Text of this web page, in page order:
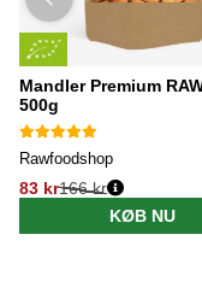
Mandler Premium
500g
Rawfoodshop
83 kr166 kr
KØB NU